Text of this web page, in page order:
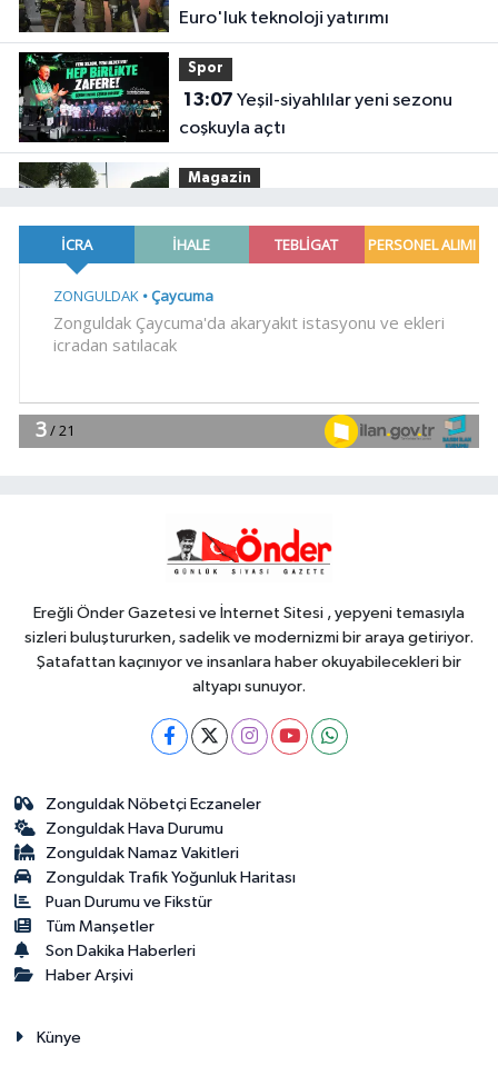
Euro'luk teknoloji yatırımı
Spor
13:07
coşkuyla açtı
Magazin
Plajı'nda müzik ziyafeti
13:01 Trabzon iklim ve enerji
12:58
sahibi oluyor
Ereğli Önder Gazetesi ve İnternet Sitesi , yepyeni temasıyla
sizleri buluştururken, sadelik ve modernizmi bir araya getiriyor.
Şatafattan kaçınıyor ve insanlara haber okuyabilecekleri bir
altyapı sunuyor.
Zonguldak Nöbetçi Eczaneler
Zonguldak Hava Durumu
Zonguldak Namaz Vakitleri
Zonguldak Trafik Yoğunluk Haritası
Puan Durumu ve Fikstür
Tüm Manşetler
Son Dakika Haberleri
Haber Arşivi
Künye